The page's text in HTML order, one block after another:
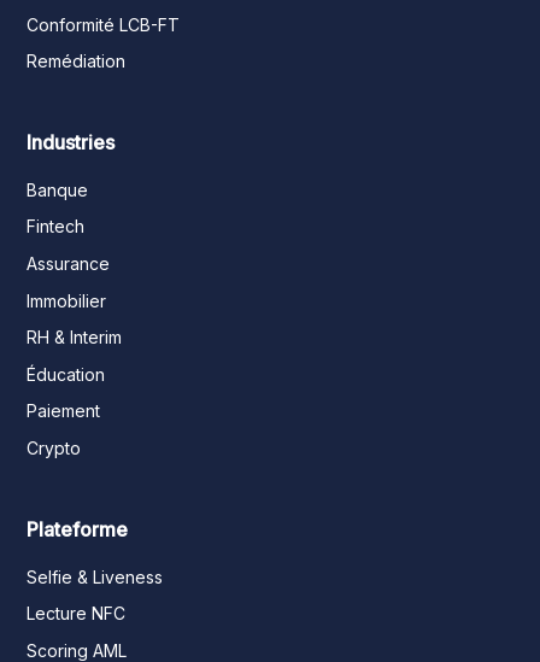
Conformité LCB-FT
Remédiation
Industries
Banque
Fintech
Assurance
Immobilier
RH & Interim
Éducation
Paiement
Crypto
Plateforme
Selfie & Liveness
Lecture NFC
Scoring AML